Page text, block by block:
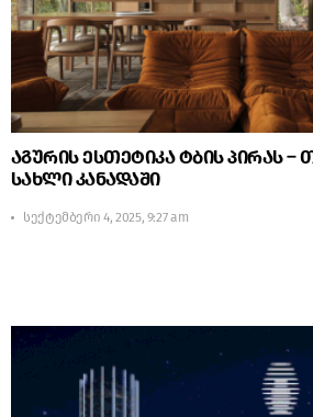
აგურის ესთეტიკა ტბის პირას –
სახლი კანადაში
სექტემბერი 4, 2025, 9:27 am